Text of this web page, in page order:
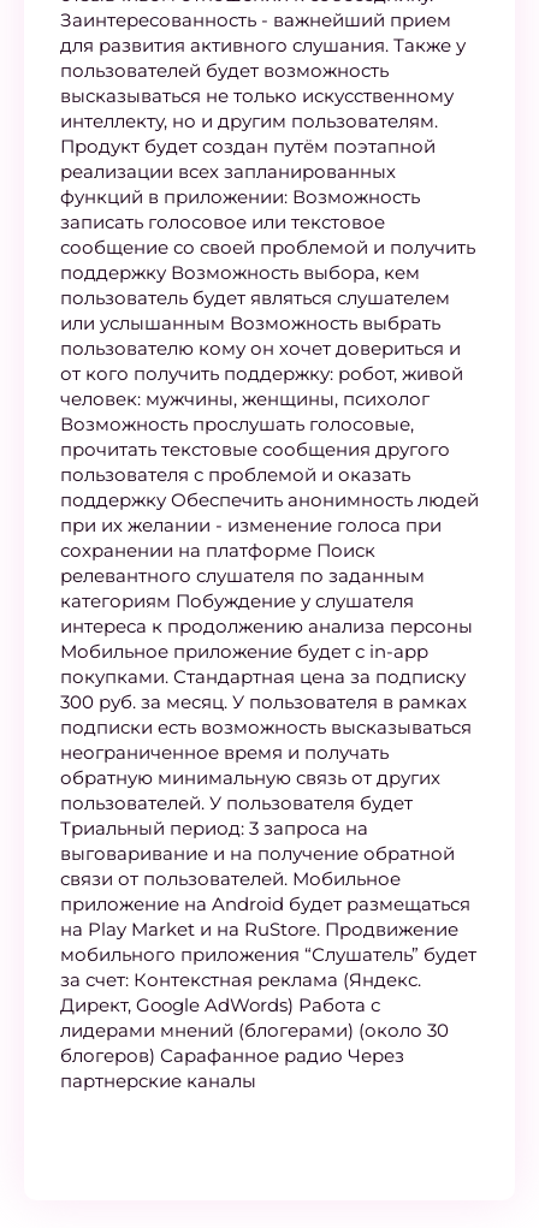
Заинтересованность - важнейший прием
для развития активного слушания. Также у
пользователей будет возможность
высказываться не только искусственному
интеллекту, но и другим пользователям.
Продукт будет создан путём поэтапной
реализации всех запланированных
функций в приложении: Возможность
записать голосовое или текстовое
сообщение со своей проблемой и получить
поддержку Возможность выбора, кем
пользователь будет являться слушателем
или услышанным Возможность выбрать
пользователю кому он хочет довериться и
от кого получить поддержку: робот, живой
человек: мужчины, женщины, психолог
Возможность прослушать голосовые,
прочитать текстовые сообщения другого
пользователя с проблемой и оказать
поддержку Обеспечить анонимность людей
при их желании - изменение голоса при
сохранении на платформе Поиск
релевантного слушателя по заданным
категориям Побуждение у слушателя
интереса к продолжению анализа персоны
Мобильное приложение будет с in-app
покупками. Стандартная цена за подписку
300 руб. за месяц. У пользователя в рамках
подписки есть возможность высказываться
неограниченное время и получать
обратную минимальную связь от других
пользователей. У пользователя будет
Триальный период: 3 запроса на
выговаривание и на получение обратной
связи от пользователей. Мобильное
приложение на Android будет размещаться
на Play Market и на RuStore. Продвижение
мобильного приложения “Слушатель” будет
за счет: Контекстная реклама (Яндекс.
Директ, Google AdWords) Работа с
лидерами мнений (блогерами) (около 30
блогеров) Сарафанное радио Через
партнерские каналы